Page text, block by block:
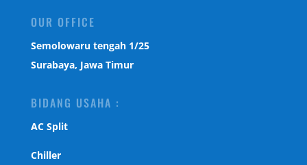
OUR OFFICE
Semolowaru tengah 1/25
Surabaya, Jawa Timur
BIDANG USAHA :
AC Split
Chiller